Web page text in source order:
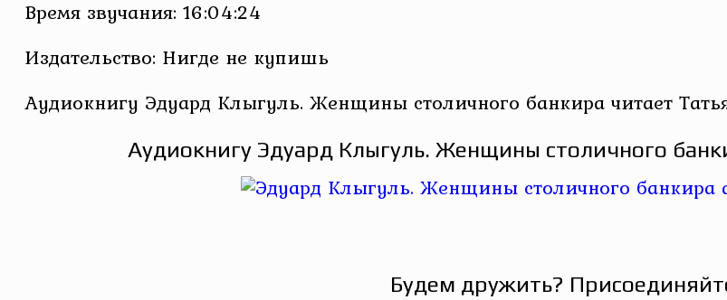
Время звучания: 16:04:24
Издательство: Нигде не купишь
Аудиокнигу Эдуард Клыгуль. Женщины столичного банкира читает
Аудиокнигу Эдуард Клыгуль. Женщины столичного
Будем дружить?